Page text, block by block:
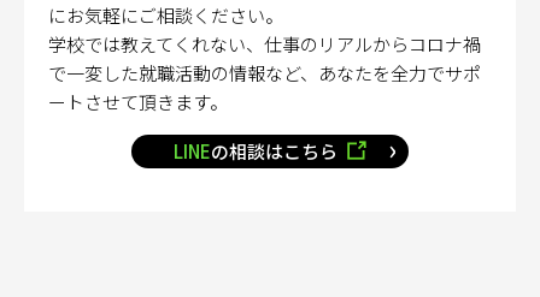
にお気軽にご相談ください。
学校では教えてくれない、仕事のリアルからコロナ禍
で一変した就職活動の情報など、あなたを全力でサポ
ートさせて頂きます。
LINEの相談はこちら